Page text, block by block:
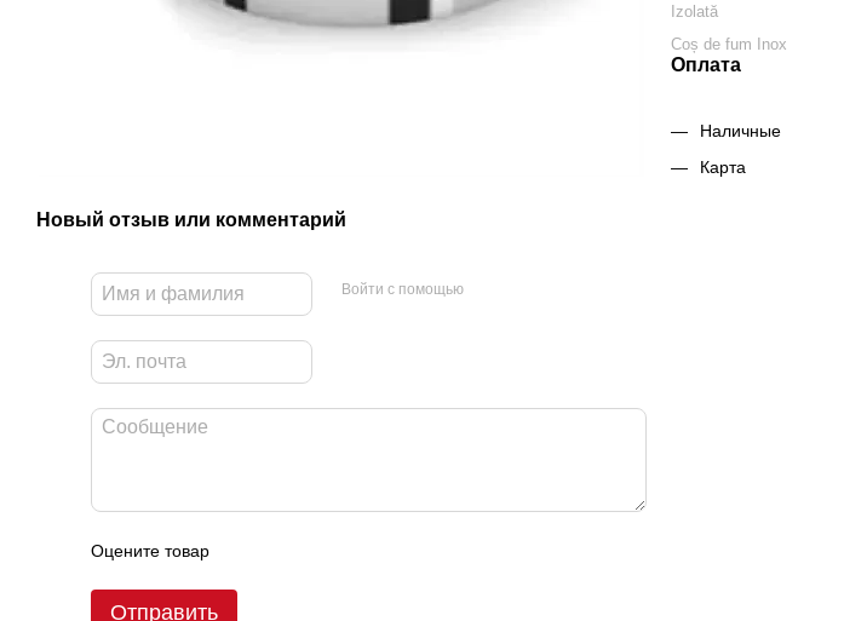
Новый отзыв или комментарий
Войти с помощью
Оцените товар
Отправить
Izolată
Coș de fum Inox
Оплата
Наличные
Карта